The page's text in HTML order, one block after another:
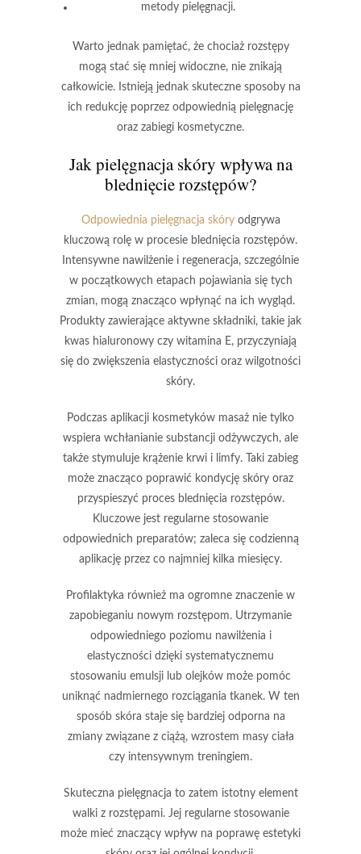
metody pielęgnacji.
Warto jednak pamiętać, że chociaż rozstępy
mogą stać się mniej widoczne, nie znikają
całkowicie. Istnieją jednak skuteczne sposobyna
ich redukcję poprzez odpowiednią pielęgnację
oraz zabiegi kosmetyczne.
Jak pielęgnacja skóry wpływa na
blednięcie rozstępów?
Odpowiednia pielęgnacja skóryodgrywa
kluczową rolę w procesie blednięcia rozstępów.
Intensywne nawilżenie i regeneracja, szczególnie
w początkowych etapach pojawiania się tych
zmian, mogą znacząco wpłynąć na ich wygląd.
Produkty zawierające aktywne składniki, takie jak
kwas hialuronowy czy witamina E, przyczyniają
się do zwiększenia elastyczności oraz wilgotności
skóry.
Podczas aplikacji kosmetyków masaż nie tylko
wspiera wchłanianie substancji odżywczych, ale
także stymuluje krążenie krwi i limfy. Taki zabieg
może znacząco poprawić kondycję skóry oraz
przyspieszyć proces blednięcia rozstępów.
Kluczowe jest regularne stosowanie
odpowiednich preparatów; zaleca się codzienną
aplikację przez co najmniej kilka miesięcy.
Profilaktyka również ma ogromne znaczenie w
zapobieganiu nowym rozstępom. Utrzymanie
odpowiedniego poziomu nawilżenia i
elastyczności dzięki systematycznemu
stosowaniu emulsji lub olejków może pomóc
uniknąć nadmiernego rozciągania tkanek. W ten
sposób skóra staje się bardziej odporna na
zmiany związane z ciążą, wzrostem masy ciała
czy intensywnym treningiem.
Skuteczna pielęgnacja to zatem istotny element
walki z rozstępami. Jej regularne stosowanie
może mieć znaczący wpływ na poprawę estetyki